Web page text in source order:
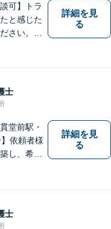
可】トラ
と感じた
さい。離
速かつ丁
ます。
詳細を見
る
士
堂前駅・
依頼者様
し、希望
お気軽に
日夜間相
在籍】
詳細を見
る
士